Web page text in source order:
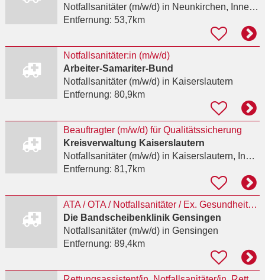
Notfallsanitäter (m/w/d)in Neunkirchen, Innenstadt
Entfernung: 53,7km
Notfallsanitäter:in (m/w/d)
Arbeiter-Samariter-Bund
Notfallsanitäter (m/w/d)in Kaiserslautern
Entfernung: 80,9km
Beauftragter (m/w/d) für Qualitätssicherung
Kreisverwaltung Kaiserslautern
Notfallsanitäter (m/w/d)in Kaiserslautern, Innenstadt
Entfernung: 81,7km
ATA / OTA / Notfallsanitäter / Ex. Gesundheits- und Krankheitspflegerin Bandscheibenklinik in
Die Bandscheibenklinik Gensingen
Notfallsanitäter (m/w/d)in Gensingen
Entfernung: 89,4km